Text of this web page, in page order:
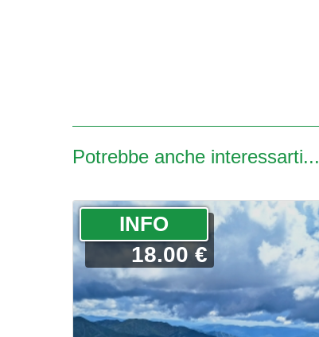
Potrebbe anche interessarti...
­INFO
18.00 €